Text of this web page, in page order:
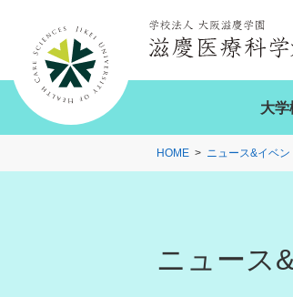
大学
HOME ニュース&イベン
ニュース